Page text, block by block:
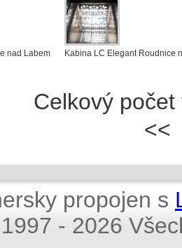
nad Labem Kabina LC Elegant Roudnice
Celkový
<<
propojen s
- 2026